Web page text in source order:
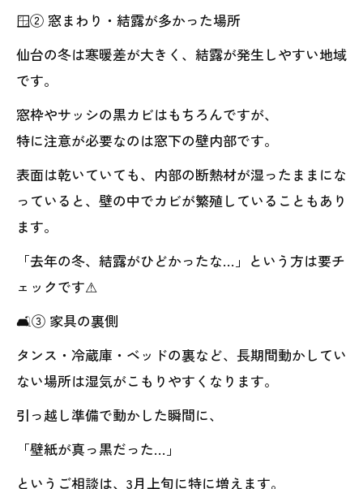
🪟② 窓まわり・結露が多かった場所
仙台の冬は寒暖差が大きく、結露が発生しやすい地域
です。
窓枠やサッシの黒カビはもちろんですが、
特に注意が必要なのは窓下の壁内部です。
表面は乾いていても、内部の断熱材が湿ったままにな
っていると、壁の中でカビが繁殖していることもあり
ます。
「去年の冬、結露がひどかったな…」という方は要チ
ェックです⚠
🛋③ 家具の裏側
タンス・冷蔵庫・ベッドの裏など、長期間動かしてい
ない場所は湿気がこもりやすくなります。
引っ越し準備で動かした瞬間に、
「壁紙が真っ黒だった…」
というご相談は、3月上旬に特に増えます。